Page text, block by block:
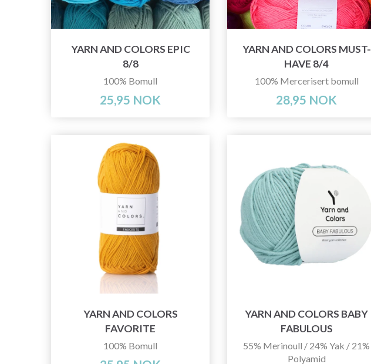
YARN AND COLORS EPIC
8/8
100% Bomull
25,95 NOK
YARN AND COLORS MUST-
HAVE 8/4
100% Mercerisert bomull
28,95 NOK
YARN AND COLORS
FAVORITE
100% Bomull
YARN AND COLORS BABY
FABULOUS
55% Merinoull / 24% Yak / 21%
Polyamid